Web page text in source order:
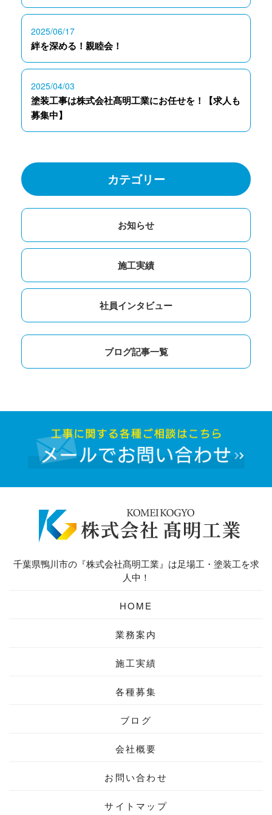
2025/06/17
絆を深める！親睦会！
2025/04/03
塗装工事は株式会社髙明工業にお任せを！【求人も
募集中】
カテゴリー
お知らせ
施工実績
社員インタビュー
ブログ記事一覧
千葉県鴨川市の『株式会社髙明工業』は足場工・塗装工を求
人中！
HOME
業務案内
施工実績
各種募集
ブログ
会社概要
お問い合わせ
サイトマップ